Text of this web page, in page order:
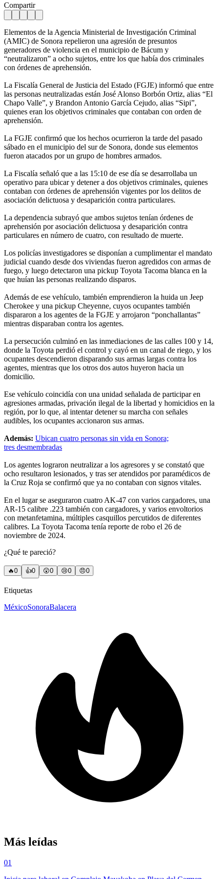
Compartir
Elementos de la Agencia Ministerial de Investigación Criminal
(AMIC) de Sonora repelieron una agresión de presuntos
generadores de violencia en el municipio de Bácum y
“neutralizaron” a ocho sujetos, entre los que había dos criminales
con órdenes de aprehensión.
La Fiscalía General de Justicia del Estado (FGJE) informó que entre
las personas neutralizadas están José Alonso Borbón Ortiz, alias “El
Chapo Valle”, y Brandon Antonio García Cejudo, alias “Sipi”,
quienes eran los objetivos criminales que contaban con orden de
aprehensión.
La FGJE confirmó que los hechos ocurrieron la tarde del pasado
sábado en el municipio del sur de Sonora, donde sus elementos
fueron atacados por un grupo de hombres armados.
La Fiscalía señaló que a las 15:10 de ese día se desarrollaba un
operativo para ubicar y detener a dos objetivos criminales, quienes
contaban con órdenes de aprehensión vigentes por los delitos de
asociación delictuosa y desaparición contra particulares.
La dependencia subrayó que ambos sujetos tenían órdenes de
aprehensión por asociación delictuosa y desaparición contra
particulares en número de cuatro, con resultado de muerte.
Los policías investigadores se disponían a cumplimentar el mandato
judicial cuando desde dos viviendas fueron agredidos con armas de
fuego, y luego detectaron una pickup Toyota Tacoma blanca en la
que huían las personas realizando disparos.
Además de ese vehículo, también emprendieron la huida un Jeep
Cherokee y una pickup Cheyenne, cuyos ocupantes también
dispararon a los agentes de la FGJE y arrojaron “ponchallantas”
mientras disparaban contra los agentes.
La persecución culminó en las inmediaciones de las calles 100 y 14,
donde la Toyota perdió el control y cayó en un canal de riego, y los
ocupantes descendieron disparando sus armas largas contra los
agentes, mientras que los otros dos autos huyeron hacia un
domicilio.
Ese vehículo coincidía con una unidad señalada de participar en
agresiones armadas, privación ilegal de la libertad y homicidios en la
región, por lo que, al intentar detener su marcha con señales
audibles, los ocupantes accionaron sus armas.
Además: Ubican cuatro personas sin vida en Sonora;
tres desmembradas
Los agentes lograron neutralizar a los agresores y se constató que
ocho resultaron lesionados, y tras ser atendidos por paramédicos de
la Cruz Roja se confirmó que ya no contaban con signos vitales.
En el lugar se aseguraron cuatro AK-47 con varios cargadores, una
AR-15 calibre .223 también con cargadores, y varios envoltorios
con metanfetamina, múltiples casquillos percutidos de diferentes
calibres. La Toyota Tacoma tenía reporte de robo el 26 de
noviembre de 2024.
¿Qué te pareció?
🔥0 👍0 😲0 😢0 😠0
Etiquetas
MéxicoSonoraBalacera
Más leídas
01